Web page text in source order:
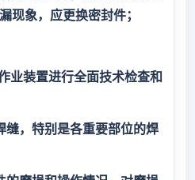
现象，应更换密封件；
业装置进行全面技术检查和
缝，特别是各重要部位的焊